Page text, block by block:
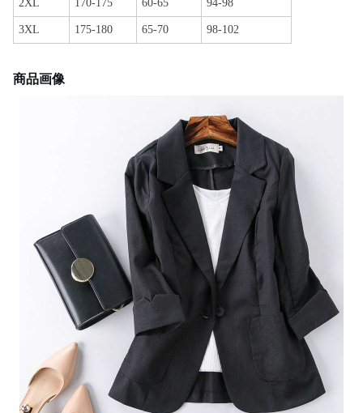
2XL 170-175 60-65 94-98
3XL 175-180 65-70 98-102
商品画像